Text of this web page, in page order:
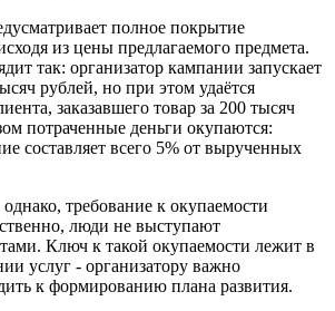
полное покрытие
из цены предлагаемого предмета.
так: организатор кампании запускает
рублей, но при этом удаётся
заказавшего товар за 200 тысяч
потраченные деньги окупаются:
составляет всего 5% от вырученных
требование к окупаемости
люди не выступают
Ключ к такой окупаемости лежит в
услуг - организатору важно
к формированию плана развития.